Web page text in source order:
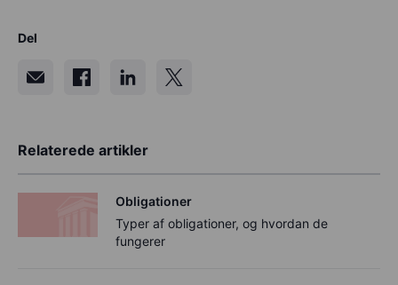
Del
Relaterede artikler
Obligationer
Typer af obligationer, og hvordan de
fungerer